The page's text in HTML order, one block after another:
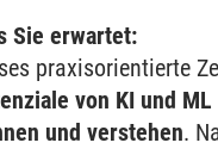
Transformation
Product Management
Intelligenz &
Sie erwartet:
praxisorientierte
von KI und ML
und verstehen.